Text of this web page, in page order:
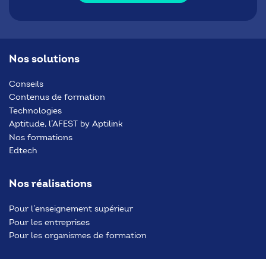
Nos solutions
Conseils
Contenus de formation
Technologies
Aptitude, l’AFEST by Aptilink
Nos formations
Edtech
Nos réalisations
Pour l’enseignement supérieur
Pour les entreprises
Pour les organismes de formation